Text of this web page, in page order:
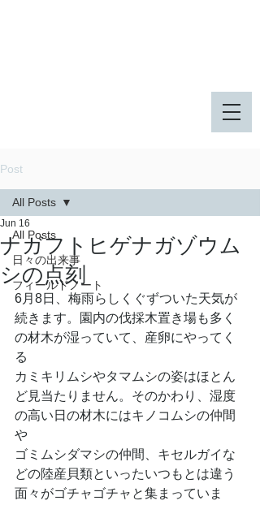
Post
All Posts
日々の出来事
フィールドノート
All Posts
ナガフトヒゲナガゾウム
シの点刻
Jun 16
6月8日、梅雨らしくぐずついた天気が
続きます。園内の伐採木置き場も多く
の材木が湿っていて、産卵にやってく
る
カミキリムシやタマムシの姿はほとん
ど見当たりません。そのかわり、湿度
の高い日の材木にはキノコムシの仲間
や
ゴミムシダマシの仲間、キセルガイな
どの陸産貝類といったいつもとは違う
面々がゴチャゴチャと集まっていま